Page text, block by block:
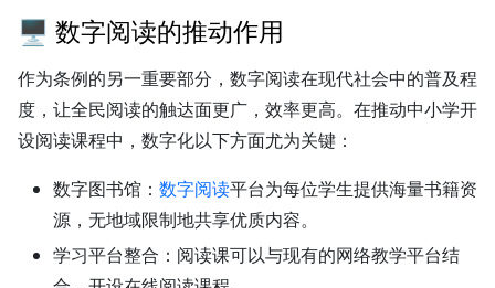
🖥 数字阅读的推动作用
作为条例的另一重要部分，数字阅读在现代社会中的普及程
度，让全民阅读的触达面更广，效率更高。在推动中小学开
设阅读课程中，数字化以下方面尤为关键：
数字图书馆： 数字阅读平台为每位学生提供海量书籍资
源，无地域限制地共享优质内容。
学习平台整合： 阅读课可以与现有的网络教学平台结